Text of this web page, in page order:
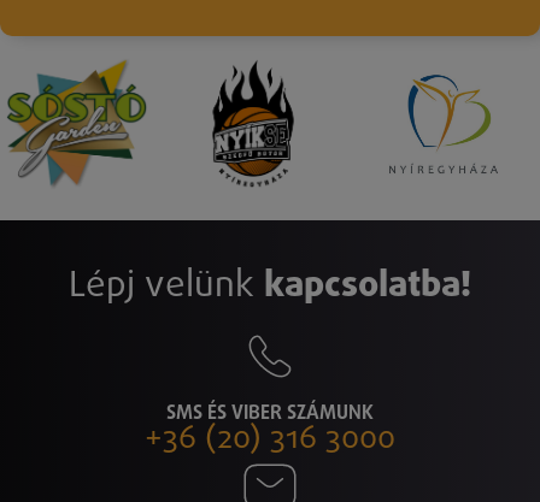
Lépj velünk kapcsolatba!
SMS ÉS VIBER SZÁMUNK
+36 (20) 316 3000